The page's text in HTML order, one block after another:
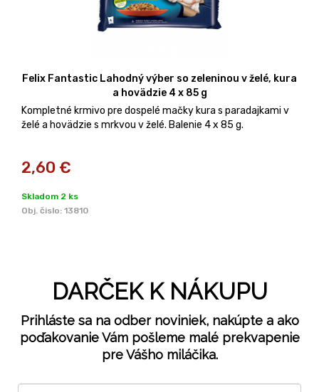
Felix Fantastic Lahodný výber so zeleninou v želé, kura
a hovädzie 4 x 85 g
Kompletné krmivo pre dospelé mačky kura s paradajkami v
želé a hovädzie s mrkvou v želé. Balenie 4 x 85 g.
2,60 €
Skladom 2 ks
Obj. čislo: 13810
DARČEK K NÁKUPU
Prihláste sa na odber noviniek, nakúpte a ako
poďakovanie Vám pošleme malé prekvapenie
pre Vášho miláčika.